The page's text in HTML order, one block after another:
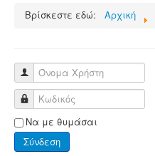
Βρίσκεστε εδώ: Αρχική
Όνομα Χρήστη
Κωδικός
Να με θυμάσαι
Σύνδεση